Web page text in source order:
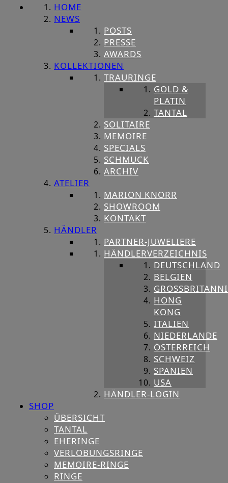
HOME
NEWS
POSTS
PRESSE
AWARDS
KOLLEKTIONEN
TRAURINGE
GOLD &
PLATIN
TANTAL
SOLITAIRE
MEMOIRE
SPECIALS
SCHMUCK
ARCHIV
ATELIER
MARION KNORR
SHOWROOM
KONTAKT
HÄNDLER
PARTNER-JUWELIERE
HÄNDLERVERZEICHNIS
DEUTSCHLAND
BELGIEN
HONG
KONG
ITALIEN
NIEDERLANDE
ÖSTERREICH
SCHWEIZ
SPANIEN
USA
HÄNDLER-LOGIN
SHOP
ÜBERSICHT
TANTAL
EHERINGE
VERLOBUNGSRINGE
MEMOIRE-RINGE
RINGE